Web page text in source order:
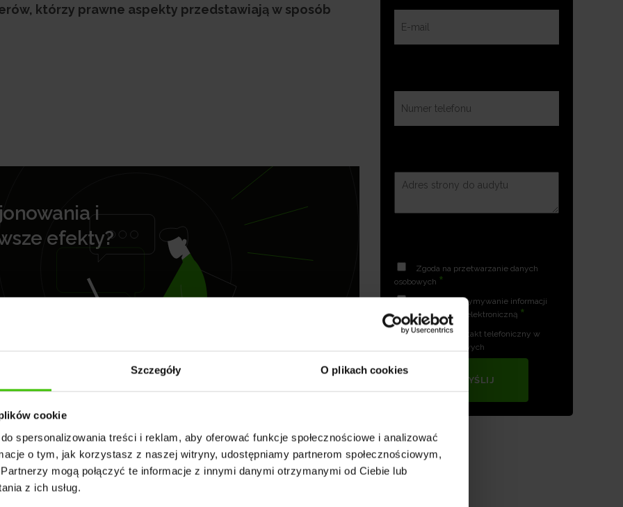
Szczegóły O plikach cookies
cookie
spersonalizowania treści i reklam, aby oferować funkcje społecznościowe i analizować
o tym, jak korzystasz z naszej witryny, udostępniamy partnerom społecznościowym,
mogą połączyć te informacje z innymi danymi otrzymanymi od Ciebie lub
z ich usług.
którzy prawne aspekty przedstawiają w sposób
i
efekty?
Zgoda na przetwarzanie danych
osobowych *
Zgoda na otrzymywanie informacji
handlowych drogą elektroniczną *
Zgoda na kontakt telefoniczny w
celach marketingowych
WYŚLIJ